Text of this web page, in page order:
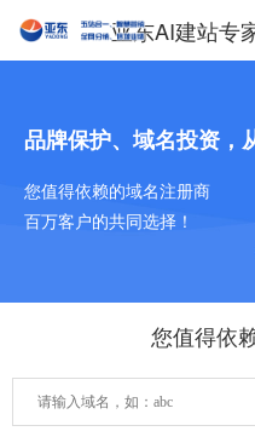
亚东AI建站专
品牌保护、域名投资，
您值得依赖的域名注册商
百万客户的共同选择！
您值得依